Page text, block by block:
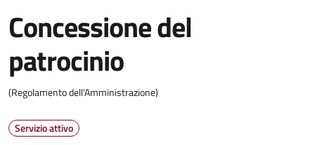
Concessione del
patrocinio
(Regolamento dell'Amministrazione)
Servizio attivo